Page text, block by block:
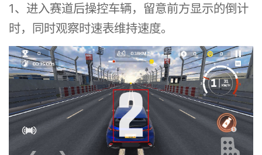
1、进入赛道后操控车辆，留意前方显示的倒计
时，同时观察时速表维持速度。